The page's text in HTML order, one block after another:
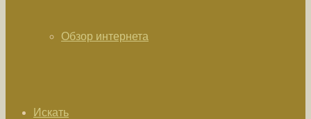
Обзор интернета
Искать